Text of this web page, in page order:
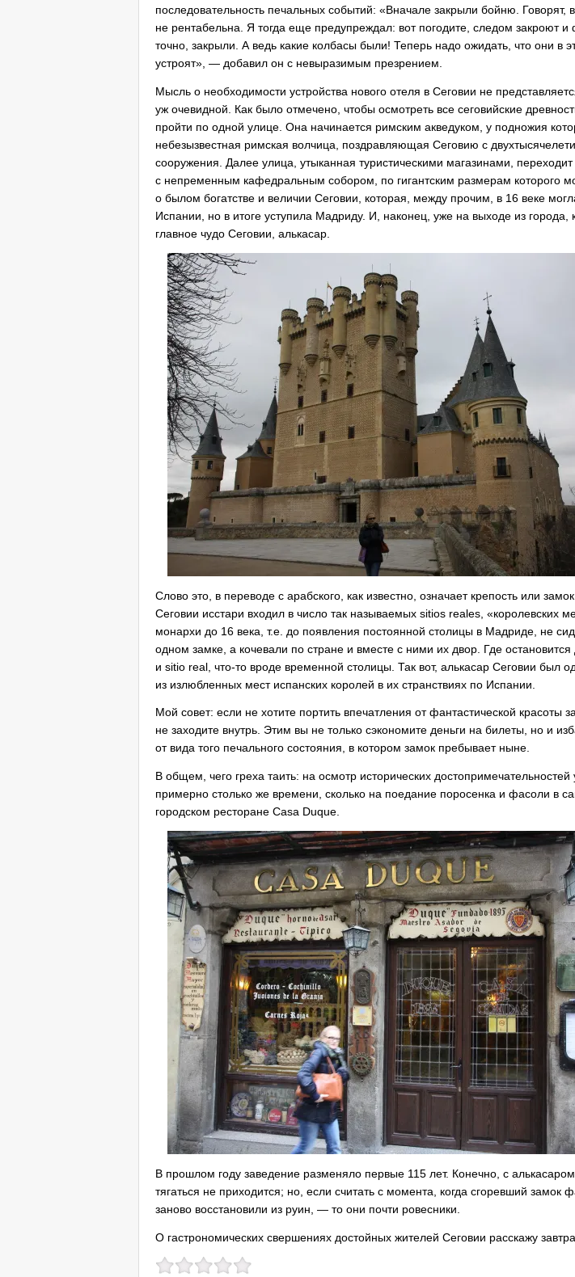
последовательность печальных событий: «Вначале закрыли бойню. Говорят,
не рентабельна. Я тогда еще предупреждал: вот погодите, следом закроют
точно, закрыли. А ведь какие колбасы были! Теперь надо ожидать, что они в
устроят», — добавил он с невыразимым презрением.
Мысль о необходимости устройства нового отеля в Сеговии не
уж очевидной. Как было отмечено, чтобы осмотреть все сеговийские
пройти по одной улице. Она начинается римским акведуком, у подножия
небезызвестная римская волчица, поздравляющая Сеговию с
сооружения. Далее улица, утыканная туристическими магазинами,
с непременным кафедральным собором, по гигантским размерам которого
о былом богатстве и величии Сеговии, которая, между прочим, в 16 веке
Испании, но в итоге уступила Мадриду. И, наконец, уже на выходе из города,
главное чудо Сеговии, алькасар.
Слово это, в переводе с арабского, как известно, означает крепость или
Сеговии исстари входил в число так называемых sitios reales, «королевских
монархи до 16 века, т.е. до появления постоянной столицы в Мадриде, не
одном замке, а кочевали по стране и вместе с ними их двор. Где
и sitio real, что-то вроде временной столицы. Так вот, алькасар Сеговии был
из излюбленных мест испанских королей в их странствиях по Испании.
Мой совет: если не хотите портить впечатления от фантастической красоты
не заходите внутрь. Этим вы не только сэкономите деньги на билеты, но и
от вида того печального состояния, в котором замок пребывает ныне.
В общем, чего греха таить: на осмотр исторических
примерно столько же времени, сколько на поедание поросенка и фасоли в
городском ресторане Casa Duque.
В прошлом году заведение разменяло первые 115 лет. Конечно, с алькасаром
тягаться не приходится; но, если считать с момента, когда сгоревший замок
заново восстановили из руин, — то они почти ровесники.
О гастрономических свершениях достойных жителей Сеговии расскажу завтра.